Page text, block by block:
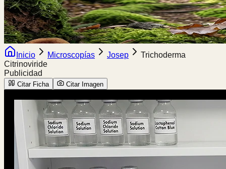
Inicio Microscopías Josep
Trichoderma
Citrinoviride
Publicidad
Citar Ficha Citar Imagen